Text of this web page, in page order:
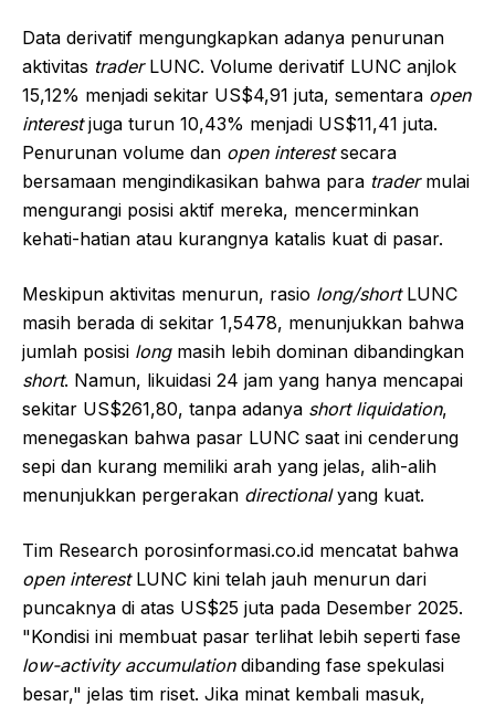
Data derivatif mengungkapkan adanya penurunan
aktivitas traderLUNC. Volume derivatif LUNC anjlok
15,12% menjadi sekitar US$4,91 juta, sementara open
interestjuga turun 10,43% menjadi US$11,41 juta.
Penurunan volume dan open interestsecara
bersamaan mengindikasikan bahwa para tradermulai
mengurangi posisi aktif mereka, mencerminkan
kehati-hatian atau kurangnya katalis kuat di pasar.
Meskipun aktivitas menurun, rasio long/shortLUNC
masih berada di sekitar 1,5478, menunjukkan bahwa
jumlah posisi longmasih lebih dominan dibandingkan
short. Namun, likuidasi 24 jam yang hanya mencapai
sekitar US$261,80, tanpa adanya short liquidation,
menegaskan bahwa pasar LUNC saat ini cenderung
sepi dan kurang memiliki arah yang jelas, alih-alih
menunjukkan pergerakan directionalyang kuat.
Tim Research porosinformasi.co.id mencatat bahwa
open interestLUNC kini telah jauh menurun dari
puncaknya di atas US$25 juta pada Desember 2025.
"Kondisi ini membuat pasar terlihat lebih seperti fase
low-activity accumulationdibanding fase spekulasi
besar," jelas tim riset. Jika minat kembali masuk,